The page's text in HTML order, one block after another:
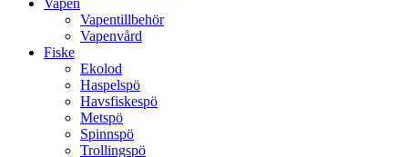
Vapen
Vapentillbehör
Vapenvård
Fiske
Ekolod
Haspelspö
Havsfiskespö
Metspö
Spinnspö
Trollingspö